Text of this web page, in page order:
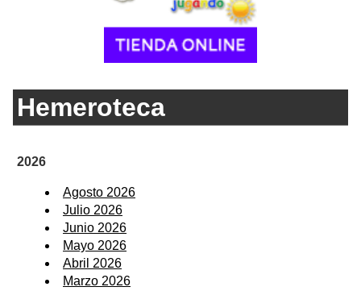
Hemeroteca
2026
Agosto 2026
Julio 2026
Junio 2026
Mayo 2026
Abril 2026
Marzo 2026